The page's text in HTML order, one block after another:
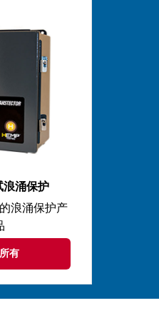
浪涌保护
浪涌保护产
有